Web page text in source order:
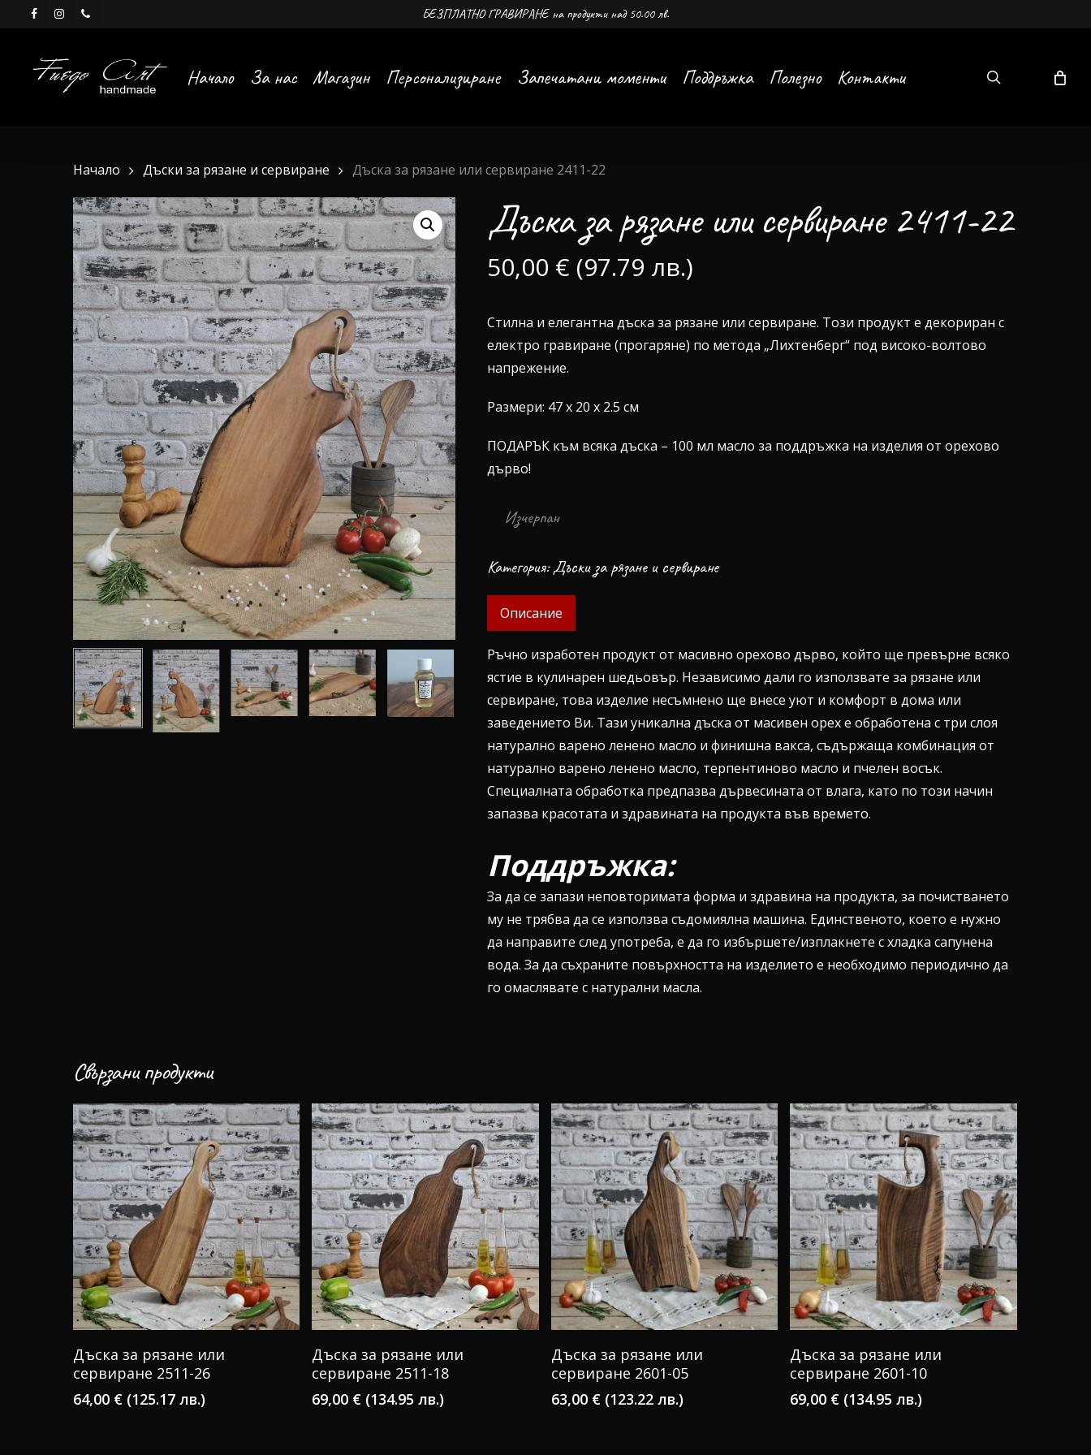
content
facebookinstagramphone БЕЗПЛАТНО ГРАВИРАНЕ на продукти над 50.00 лв.
Начало За нас Магазин Персонализиране Запечатани моменти Поддръжка Полезно Контакти
Начало Дъски за рязане и сервиране Дъска за рязане или сервиране 2411-22
Дъска за рязане или сервиране 2411-22
50,00 € (97.79 лв.)
Стилна и елегантна дъска за рязане или сервиране. Този продукт е декориран с
електро гравиране (прогаряне) по метода „Лихтенберг“ под високо-волтово
напрежение.
Размери: 47 х 20 х 2.5 см
ПОДАРЪК към всяка дъска – 100 мл масло за поддръжка на изделия от орехово
дърво!
Изчерпан
Категория:Дъски за рязане и сервиране
Описание
Ръчно изработен продукт от масивно орехово дърво, който ще превърне всяко
ястие в кулинарен шедьовър. Независимо дали го използвате за рязане или
сервиране, това изделие несъмнено ще внесе уют и комфорт в дома или
заведението Ви. Тази уникална дъска от масивен орех е обработена с три слоя
натурално варено ленено масло и финишна вакса, съдържаща комбинация от
натурално варено ленено масло, терпентиново масло и пчелен восък.
Специалната обработка предпазва дървесината от влага, като по този начин
запазва красотата и здравината на продукта във времето.
Поддръжка:
За да се запази неповторимата форма и здравина на продукта, за почистването
му не трябва да се използва съдомиялна машина. Единственото, което е нужно
да направите след употреба, е да го избършете/изплакнете с хладка сапунена
вода. За да съхраните повърхността на изделието е необходимо периодично да
го омаслявате с натурални масла.
Свързани продукти
Дъска за рязане или
сервиране 2511-26
64,00 € (125.17 лв.)
Дъска за рязане или
сервиране 2511-18
69,00 € (134.95 лв.)
Дъска за рязане или
сервиране 2601-05
63,00 € (123.22 лв.)
Дъска за рязане или
сервиране 2601-10
69,00 € (134.95 лв.)